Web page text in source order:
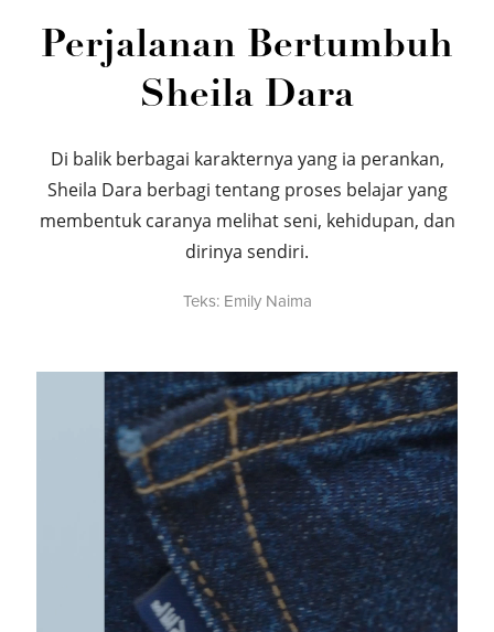
Perjalanan Bertumbuh
Sheila Dara
Di balik berbagai karakternya yang ia perankan,
Sheila Dara berbagi tentang proses belajar yang
membentuk caranya melihat seni, kehidupan, dan
dirinya sendiri.
Teks: Emily Naima